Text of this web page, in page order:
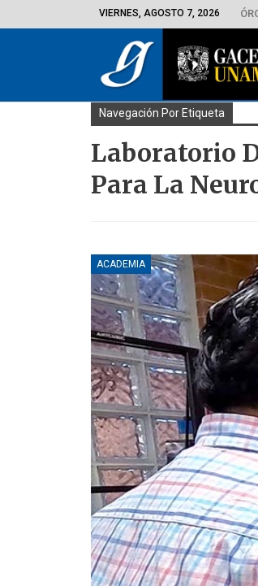
VIERNES, AGOSTO 7, 2026
Navegación Por Etiqueta
Laboratorio
Para La
ACADEMIA